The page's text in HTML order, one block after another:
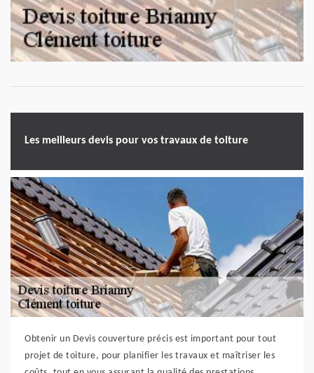
Les meilleurs devis pour vos travaux de toiture
Obtenir un Devis couverture précis est important pour tout
projet de toiture, pour planifier les travaux et maîtriser les